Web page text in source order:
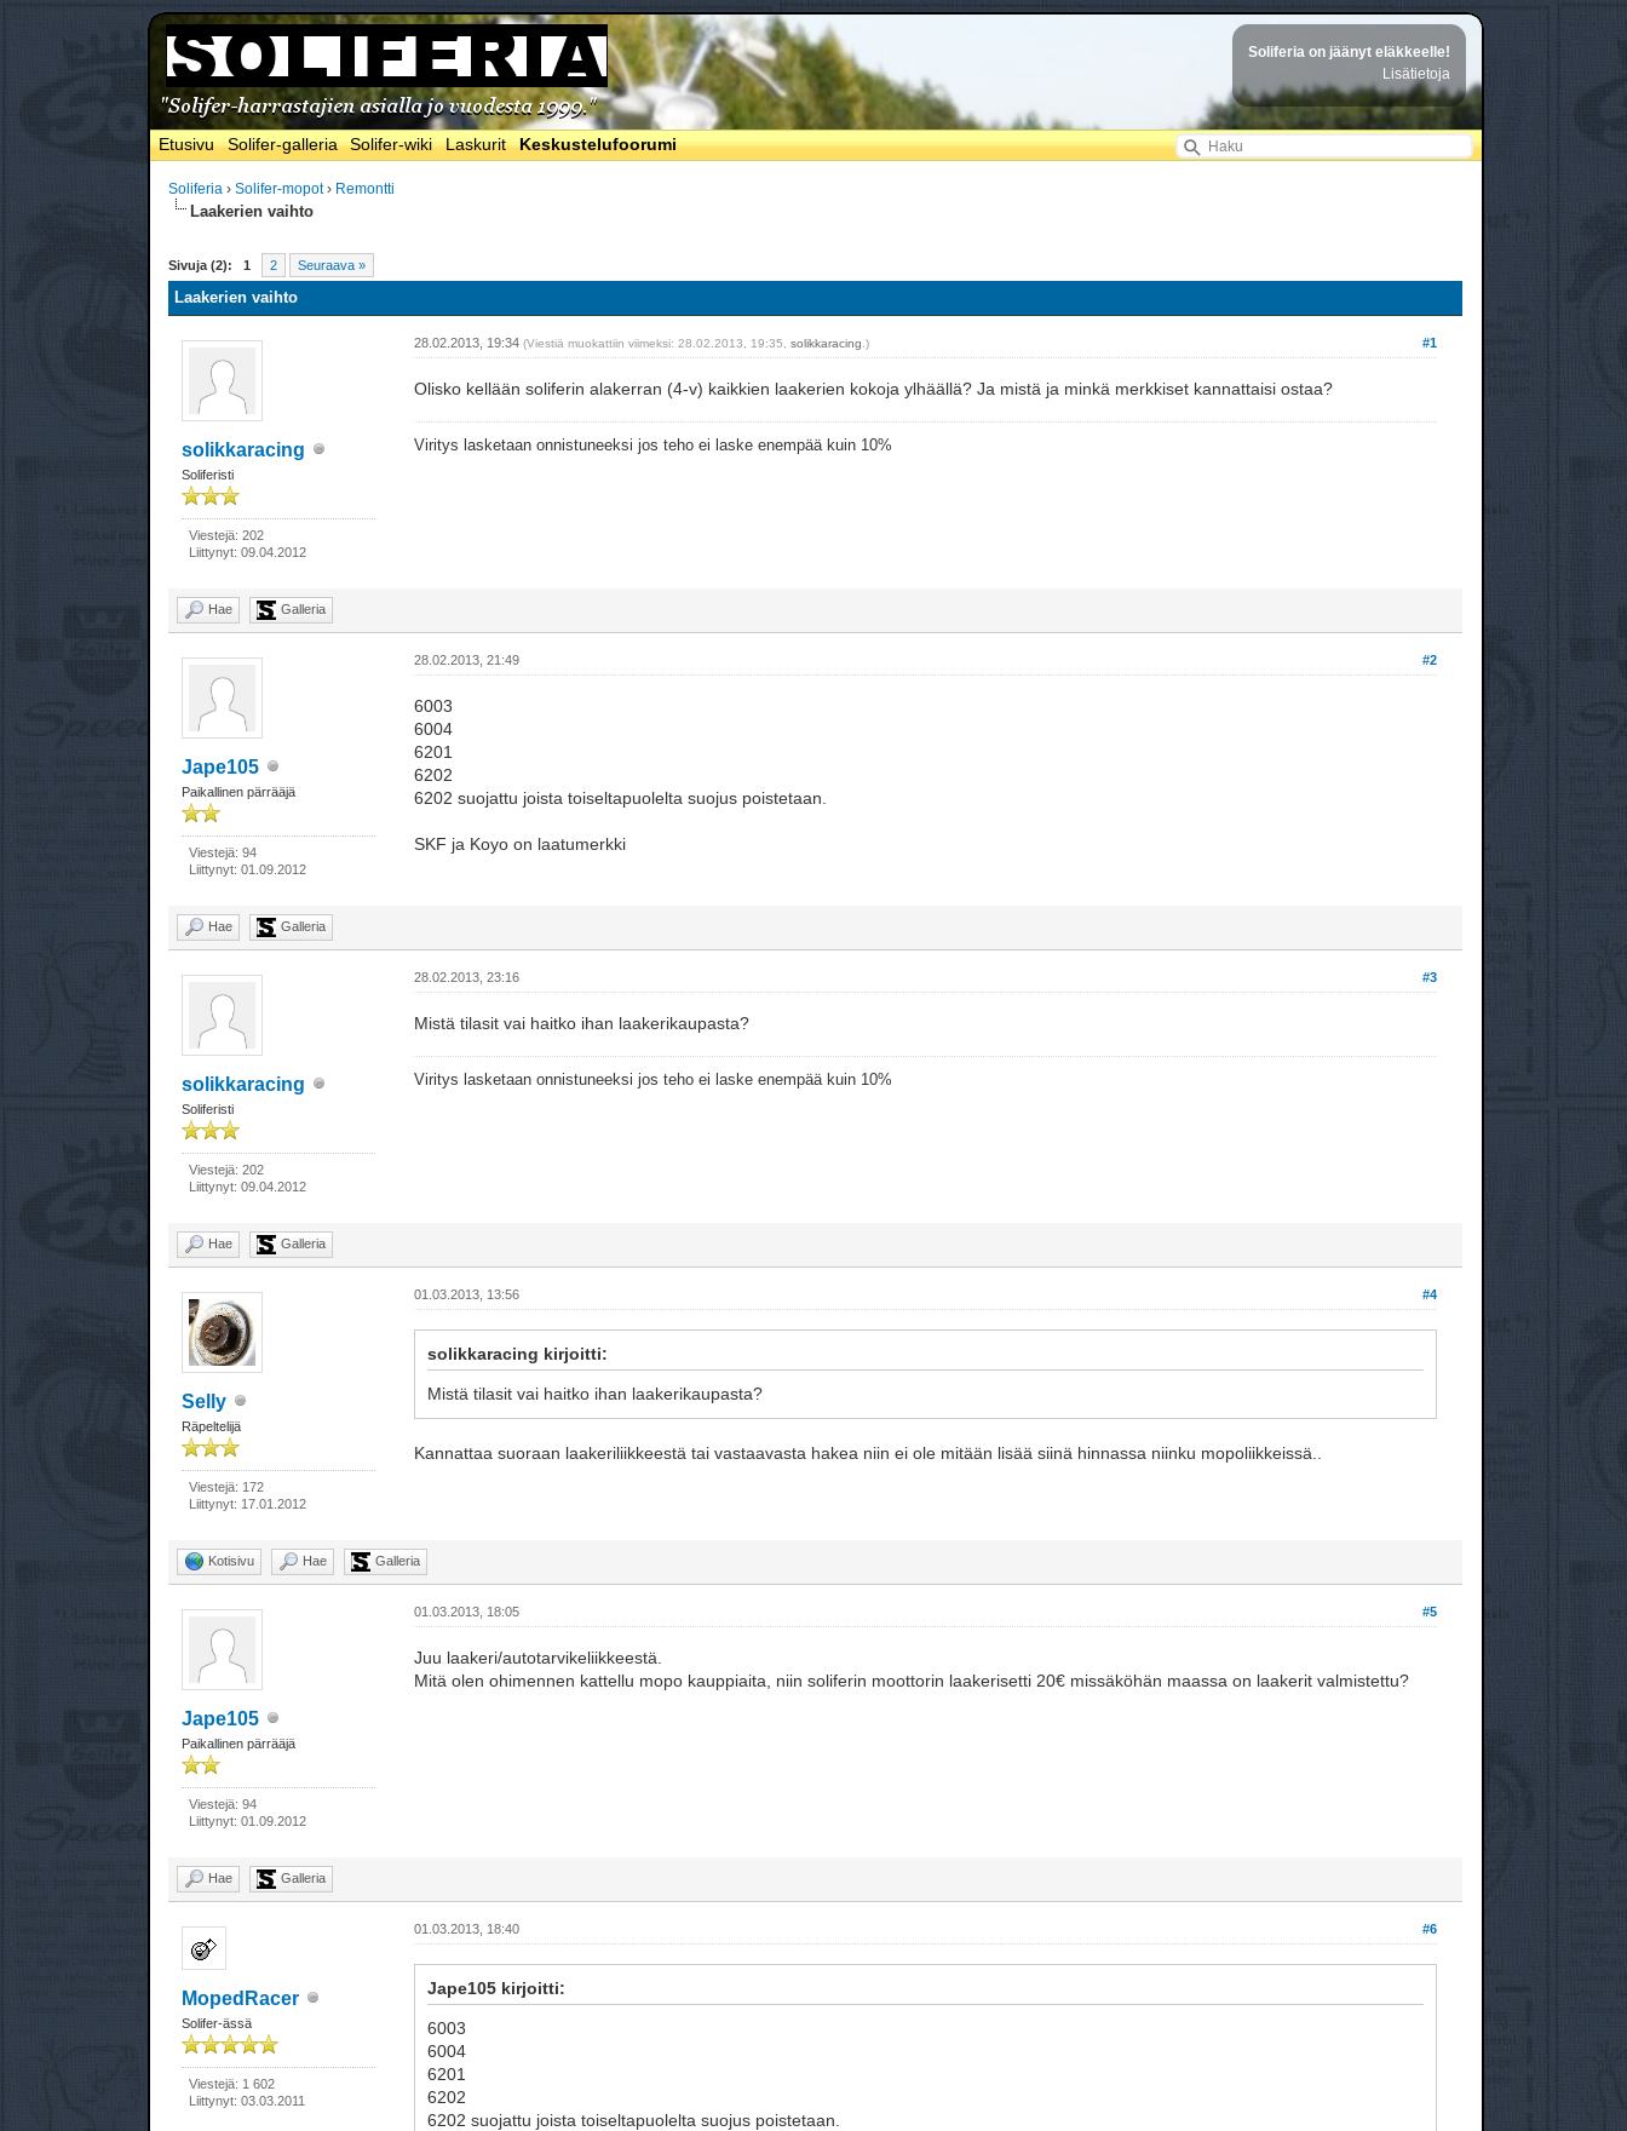
Soliferia on jäänyt eläkkeelle!
Lisätietoja
Etusivu Solifer-galleria Solifer-wiki Laskurit Keskustelufoorumi
Soliferia ›Solifer-mopot› Remontti
Laakerien vaihto
Sivuja (2): 1 2 Seuraava »
Laakerien vaihto
solikkaracing
Soliferisti
Viestejä: 202
Liittynyt: 09.04.2012
#1
28.02.2013, 19:34(Viestiä muokattiin viimeksi: 28.02.2013, 19:35,solikkaracing .)
Olisko kellään soliferin alakerran (4-v) kaikkien laakerien kokoja ylhäällä? Ja mistä ja minkä merkkiset kannattaisi ostaa?
Viritys lasketaan onnistuneeksi jos teho ei laske enempää kuin 10%
Hae Galleria
Jape105
Paikallinen pärrääjä
Viestejä: 94
Liittynyt: 01.09.2012
#2
28.02.2013, 21:49
6003
6004
6201
6202
6202 suojattu joista toiseltapuolelta suojus poistetaan.
SKF ja Koyo on laatumerkki
Hae Galleria
solikkaracing
Soliferisti
Viestejä: 202
Liittynyt: 09.04.2012
#3
28.02.2013, 23:16
Mistä tilasit vai haitko ihan laakerikaupasta?
Viritys lasketaan onnistuneeksi jos teho ei laske enempää kuin 10%
Hae Galleria
Selly
Räpeltelijä
Viestejä: 172
Liittynyt: 17.01.2012
#4
01.03.2013, 13:56
solikkaracing kirjoitti:
Mistä tilasit vai haitko ihan laakerikaupasta?
Kannattaa suoraan laakeriliikkeestä tai vastaavasta hakea niin ei ole mitään lisää siinä hinnassa niinku mopoliikkeissä..
Kotisivu Hae Galleria
Jape105
Paikallinen pärrääjä
Viestejä: 94
Liittynyt: 01.09.2012
#5
01.03.2013, 18:05
Juu laakeri/autotarvikeliikkeestä.
Mitä olen ohimennen kattellu mopo kauppiaita, niin soliferin moottorin laakerisetti 20€ missäköhän maassa on laakerit valmistettu?
Hae Galleria
MopedRacer
Solifer-ässä
Viestejä: 1 602
Liittynyt: 03.03.2011
#6
01.03.2013, 18:40
Jape105 kirjoitti:
6003
6004
6201
6202
6202 suojattu joista toiseltapuolelta suojus poistetaan.